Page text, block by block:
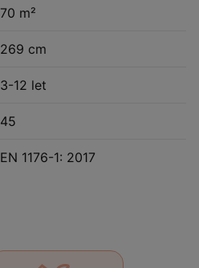
70 m²
269 cm
3-12 let
45
EN 1176-1: 2017